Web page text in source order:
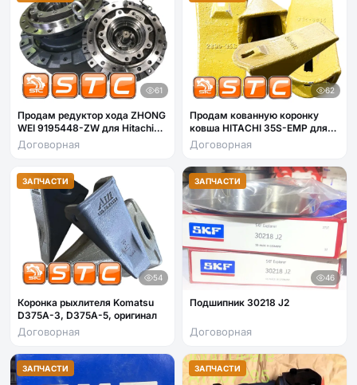
61
Продам редуктор хода ZHONG
WEI 9195448-ZW для Hitachi
ZX230
Договорная
62
Продам кованную коронку
ковша HITACHI 35S-EMP для
ZX200, ZX210
Договорная
ЗАПЧАСТИ
54
Коронка рыхлителя Komatsu
D375A-3, D375A-5, оригинал
Договорная
ЗАПЧАСТИ
46
Подшипник 30218 J2
Договорная
ЗАПЧАСТИ ЗАПЧАСТИ